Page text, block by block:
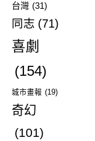
台灣 (31)
同志 (71)
喜劇
(154)
城市畫報 (19)
奇幻
(101)